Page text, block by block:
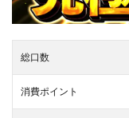
総口数
消費ポイント